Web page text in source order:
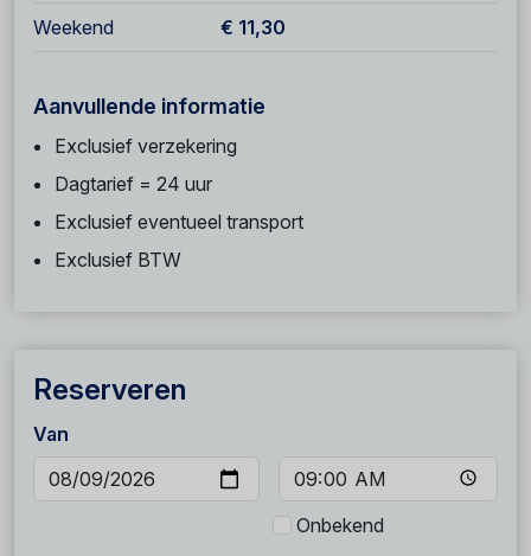
Weekend € 11,30
Aanvullende informatie
Exclusief verzekering
Dagtarief = 24 uur
Exclusief eventueel transport
Exclusief BTW
Reserveren
Van
Onbekend